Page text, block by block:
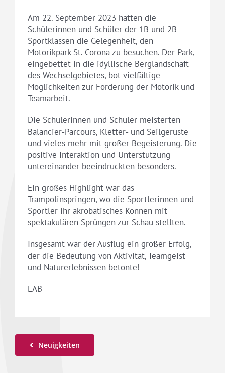
Am 22. September 2023 hatten die
Schülerinnen und Schüler der 1B und 2B
Sportklassen die Gelegenheit, den
Motorikpark St. Corona zu besuchen. Der Park,
eingebettet in die idyllische Berglandschaft
des Wechselgebietes, bot vielfältige
Möglichkeiten zur Förderung der Motorik und
Teamarbeit.
Die Schülerinnen und Schüler meisterten
Balancier-Parcours, Kletter- und Seilgerüste
und vieles mehr mit großer Begeisterung. Die
positive Interaktion und Unterstützung
untereinander beeindruckten besonders.
Ein großes Highlight war das
Trampolinspringen, wo die Sportlerinnen und
Sportler ihr akrobatisches Können mit
spektakulären Sprüngen zur Schau stellten.
Insgesamt war der Ausflug ein großer Erfolg,
der die Bedeutung von Aktivität, Teamgeist
und Naturerlebnissen betonte!
LAB
Neuigkeiten